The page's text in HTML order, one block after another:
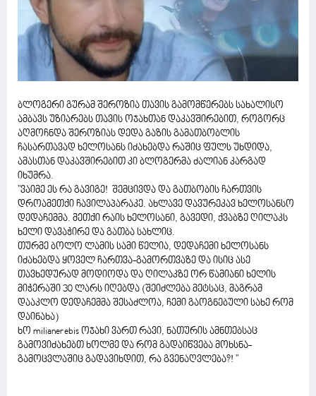
ბლოგერი გურამ შეროზია თავის გამომწერებს სახალისო
ამბავს უზიარებს თავის ოჯახთან დაკავშირებით, როგორც
აღმოჩნდა შეროზიას დედა გაზის გამათბობლის
ჩასართავად ხელოსანს იძახებდა რაშიც ფულს უხდიდა,
ამასთან დაკავშირებით კი ბლოგერმა ძალიან კარგად
იხუმრა.
"ვაიმე ეს რა გავიგე! შემცივდა და გათბობის ჩართვის
დროამეთქი ჩავილაპარაკე. ახლავე დავურეკავ ხელოსანსო
დედაჩემმა. მეთქი რაის ხელოსანი, გავედი, ქვაბზე ღილაკს
ხელი დავაჭირე და გათბა სახლიც.
თურმე ბოლო ლამის სამი წელია, დედაჩემი ხელოსანს
იძახებდა ყოველ ჩართვა-გამორთვაზე და ისიც ასე
თავხედურად მოდიოდა და ღილაკზე ორ წამიანი ხელის
მიჭერაში 30 ლარს იღებდა (შეიძლება მეტსაც, მაგრამ
დააკლო დედაჩემმა შესაძლოა, ჩემი გაოგნებული სახე რომ
დაინახა)
ხო milianerebis ოჯახი ვართ რავი, ნათურის ამნთებსაც
გამოვიძახებთ ხოლმე და რომ გადაიწვება მოხსნა-
გამოცვლაშიც გადავიხდით, რა გვენაღვლება?! "